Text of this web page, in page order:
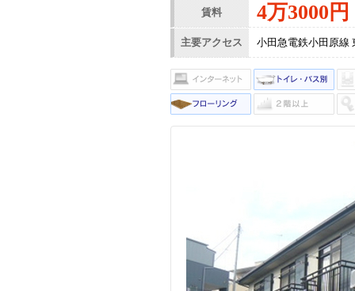
賃料 4万3000円
主要アクセス 小田急電鉄小田原線